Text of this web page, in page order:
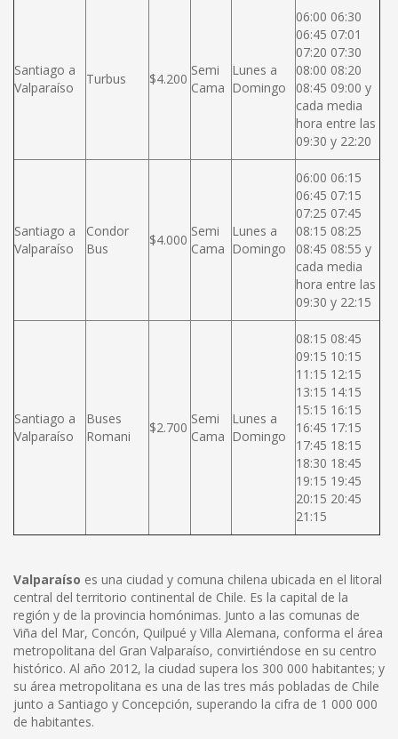
Santiago a
Valparaíso
Turbus $4.200
Semi
Cama
Lunes a
Domingo
06:00 06:30
06:45 07:01
07:20 07:30
08:00 08:20
08:45 09:00 y
cada media
hora entre las
09:30 y 22:20
Santiago a
Valparaíso
Condor
Bus
$4.000
Semi
Cama
Lunes a
Domingo
06:00 06:15
06:45 07:15
07:25 07:45
08:15 08:25
08:45 08:55 y
cada media
hora entre las
09:30 y 22:15
Santiago a
Valparaíso
Buses
Romani
$2.700
Semi
Cama
Lunes a
Domingo
08:15 08:45
09:15 10:15
11:15 12:15
13:15 14:15
15:15 16:15
16:45 17:15
17:45 18:15
18:30 18:45
19:15 19:45
20:15 20:45
21:15
Valparaíso es una ciudad y comuna chilena ubicada en el litoral
central del territorio continental de Chile. Es la capital de la
región y de la provincia homónimas. Junto a las comunas de
Viña del Mar, Concón, Quilpué y Villa Alemana, conforma el área
metropolitana del Gran Valparaíso, convirtiéndose en su centro
histórico. Al año 2012, la ciudad supera los 300 000 habitantes; y
su área metropolitana es una de las tres más pobladas de Chile
junto a Santiago y Concepción, superando la cifra de 1 000 000
de habitantes.